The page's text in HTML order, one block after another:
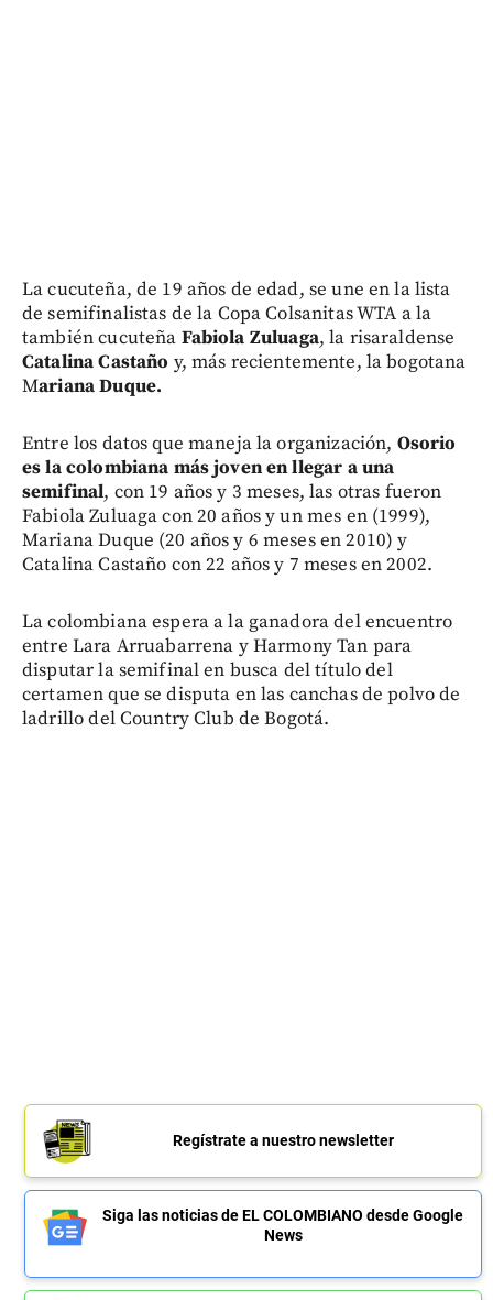
La cucuteña, de 19 años de edad, se une en la lista
de semifinalistas de la Copa Colsanitas WTA a la
también cucuteña Fabiola Zuluaga, la risaraldense
Catalina Castaño y, más recientemente, la bogotana
Mariana Duque.
Entre los datos que maneja la organización, Osorio
es la colombiana más joven en llegar a una
semifinal, con 19 años y 3 meses, las otras fueron
Fabiola Zuluaga con 20 años y un mes en (1999),
Mariana Duque (20 años y 6 meses en 2010) y
Catalina Castaño con 22 años y 7 meses en 2002.
La colombiana espera a la ganadora del encuentro
entre Lara Arruabarrena y Harmony Tan para
disputar la semifinal en busca del título del
certamen que se disputa en las canchas de polvo de
ladrillo del Country Club de Bogotá.
Regístrate a nuestro newsletter
Siga las noticias de EL COLOMBIANO desde Google
News